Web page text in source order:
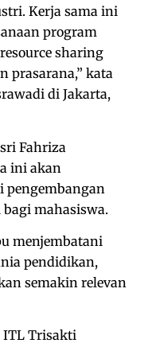
Kerja sama ini
program
sharing
prasarana,” kata
di Jakarta,
Fahriza
ini akan
pengembangan
mahasiswa.
menjembatani
pendidikan,
semakin relevan
ITL Trisakti